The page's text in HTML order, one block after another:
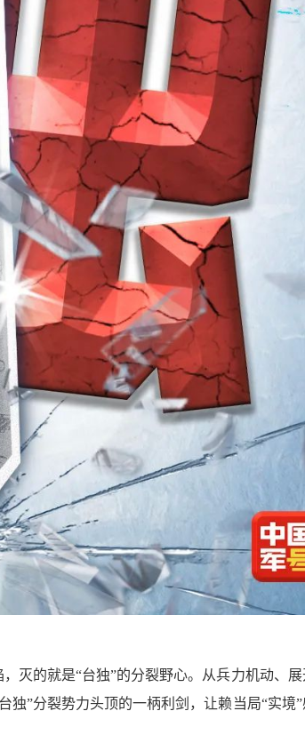
灭的就是“台独”的分裂野心。从兵力机动、展
独”分裂势力头顶的一柄利剑，让赖当局“实境